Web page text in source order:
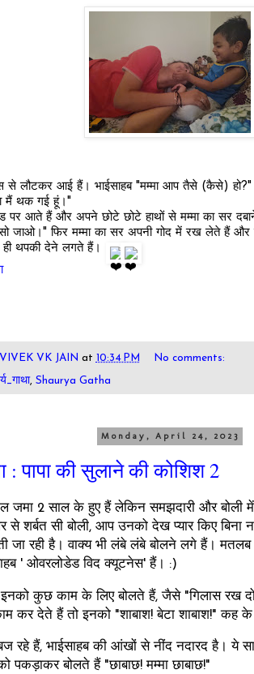
से लौटकर आई हैं। भाईसाहब "मम्मा आप तैसे (कैसे) हो?"
मैं थक गई हूं।"
पर आते हैं और अपने छोटे छोटे हाथों से मम्मा का सर
जाओ।" फिर मम्मा का सर अपनी गोद में रख लेते हैं
ही थपकी देने लगते हैं।
VIVEK VK JAIN at 10:34 PM No comments:
, Shaurya Gatha
Monday, April 24, 2023
: पापा की सुलाने की कोशिश 2
जमा 2 साल के हुए हैं लेकिन समझदारी और बोली में
से शर्बत सी बोली, आप उनको देख प्यार किए बिना
जा रही है। वाक्य भी लंबे लंबे बोलने लगे हैं।
' ओवरलोडेड विद क्यूटनेस' हैं। :)
इनको कुछ काम के लिए बोलते हैं, जैसे "गिलास रख
कर देते हैं तो इनको "शाबाश! बेटा शाबाश!" कह के
रहे हैं, भाईसाहब की आंखों से नींद नदारद है। ये
पकड़ाकर बोलते हैं "छाबाछ! मम्मा छाबाछ!"